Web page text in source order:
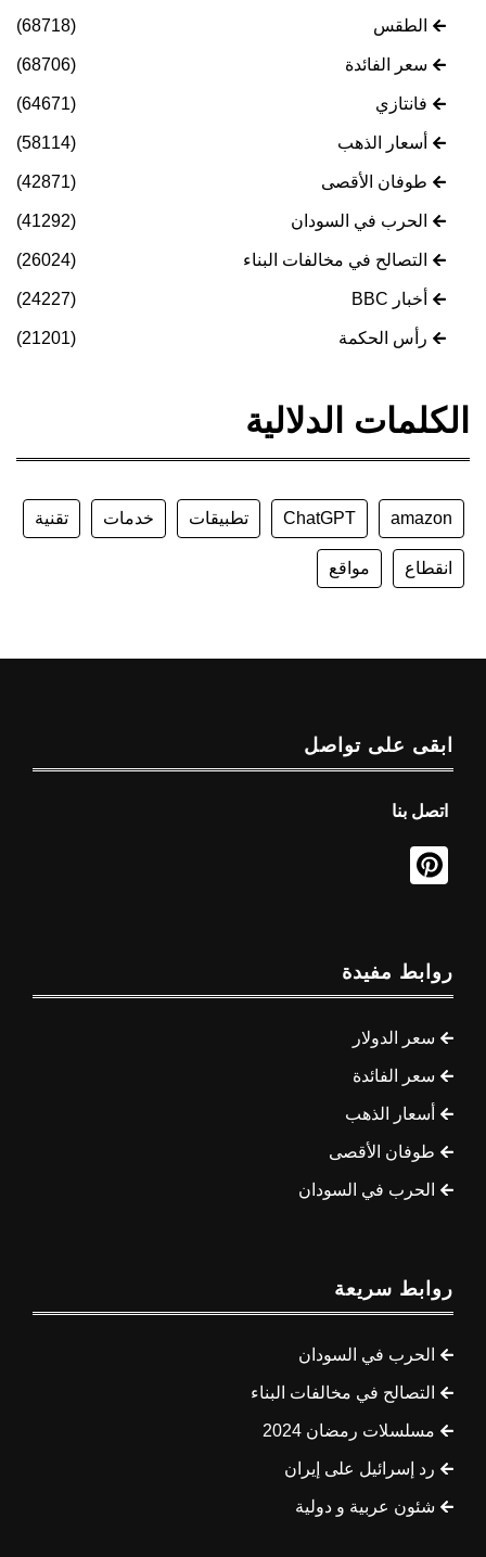
الطقس (68718)
سعر الفائدة (68706)
فانتازي (64671)
أسعار الذهب (58114)
طوفان الأقصى (42871)
الحرب في السودان (41292)
التصالح في مخالفات البناء (26024)
أخبار BBC (24227)
رأس الحكمة (21201)
الكلمات الدلالية
amazon
ChatGPT تطبيقات خدمات تقنية
انقطاع مواقع
ابقى على تواصل
اتصل بنا
روابط مفيدة
سعر الدولار
سعر الفائدة
أسعار الذهب
طوفان الأقصى
الحرب في السودان
روابط سريعة
الحرب في السودان
التصالح في مخالفات البناء
مسلسلات رمضان 2024
رد إسرائيل على إيران
شئون عربية و دولية